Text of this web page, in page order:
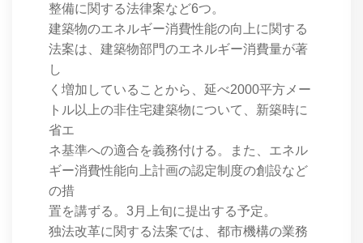
整備に関する法律案など6つ。
建築物のエネルギー消費性能の向上に関する
法案は、建築物部門のエネルギー消費量が著
し
く増加していることから、延べ2000平方メー
トル以上の非住宅建築物について、新築時に
省エ
ネ基準への適合を義務付ける。また、エネル
ギー消費性能向上計画の認定制度の創設など
の措
置を講ずる。3月上旬に提出する予定。
独法改革に関する法案では、都市機構の業務